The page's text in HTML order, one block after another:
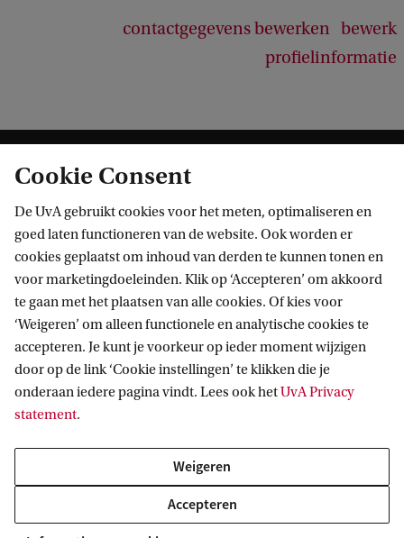
contactgegevens bewerken bewerk
profielinformatie
Informatie voor
Bachelorstudiekiezers
Masterstudiekiezers
UvA-studenten
Medewerkers
Journalisten
Alumni
Schooldecanen en vakdocenten
Externen
Direct naar
Webmail
Bibliotheek
Vacatures
Huisstijl
Contact
UvA op social media
Volg UvA op sociale media
Cookie Consent
De UvA gebruikt cookies voor het meten, optimaliseren en
goed laten functioneren van de website. Ook worden er
cookies geplaatst om inhoud van derden te kunnen tonen en
voor marketingdoeleinden. Klik op ‘Accepteren’ om akkoord
te gaan met het plaatsen van alle cookies. Of kies voor
‘Weigeren’ om alleen functionele en analytische cookies te
accepteren. Je kunt je voorkeur op ieder moment wijzigen
door op de link ‘Cookie instellingen’ te klikken die je
onderaan iedere pagina vindt. Lees ook hetUvA Privacy
statement.
Weigeren
Accepteren